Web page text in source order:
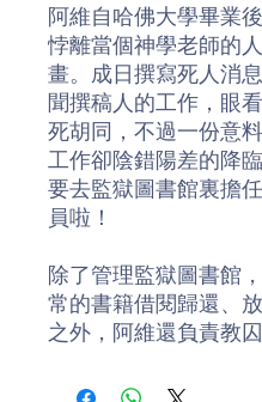
阿維自哈佛大學畢業
悖離當個神學老師的
畫。成日撰寫死人消
聞撰稿人的工作，眼
死胡同，不過一份意
工作卻陰錯陽差的降
要去監獄圖書館裏擔
員啦！
除了管理監獄圖書館
常的書籍借閱歸還、
之外，阿維還負責教
是黑幫老大、銀行搶犯